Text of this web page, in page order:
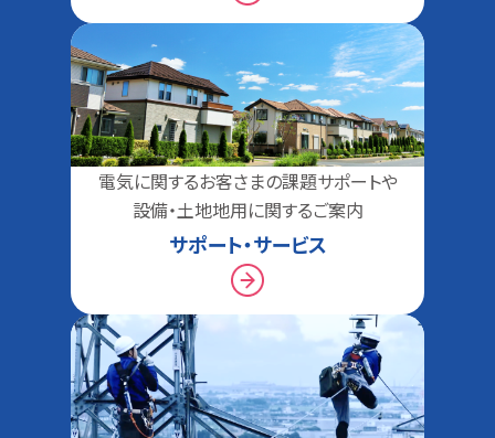
電気に関するお客さまの課題サポートや
設備・土地地用に関するご案内
サポート・サービス